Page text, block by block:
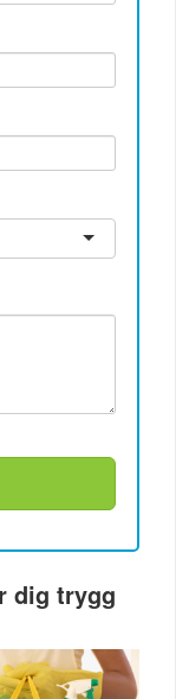
dig trygg